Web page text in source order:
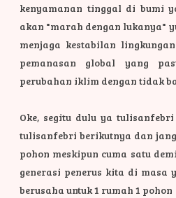
kenyamanan tinggal di bumi
akan "marah dengan lukanya"
menjaga kestabilan
pemanasan global yang
perubahan iklim dengan tidak
Oke, segitu dulu ya
tulisanfebri berikutnya dan
pohon meskipun cuma satu
generasi penerus kita di masa
berusaha untuk 1 rumah 1 pohon